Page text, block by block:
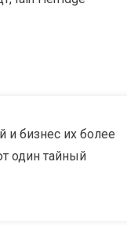
и бизнес их более
один тайный